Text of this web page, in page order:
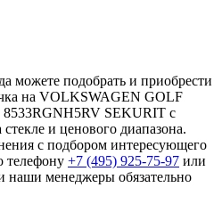
можете подобрать и приобрести
на VOLKSWAGEN GOLF
8533RGNH5RV SEKURIT с
и ценового диапазона.
с подбором интересующего
телефону +7 (495) 925-75-97 или
наши менеджеры обязательно